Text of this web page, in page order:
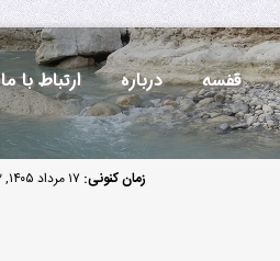
قفسه درباره ارتباط با ما
زمان کنونی: ۱۷ مرداد ۱۴۰۵, ۰۲:۳۲ ق.ظ